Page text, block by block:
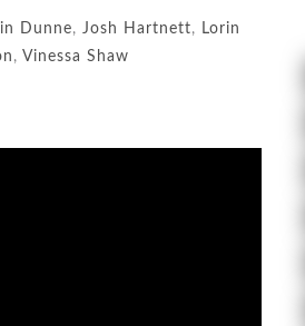
Dunne, Josh Hartnett,
Lorin
, Vinessa Shaw